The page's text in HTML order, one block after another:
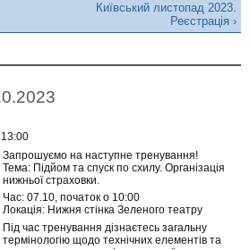
Київський листопад 2023.
Реєстрація ›
13:00
Запрошуємо на наступне тренування!
Тема: Підйом та спуск по схилу. Організація
нижньої страховки.
Час: 07.10, початок о 10:00
Локація: Нижня стінка Зеленого театру
Під час тренування дізнаєтесь загальну
термінологію щодо технічних елементів та